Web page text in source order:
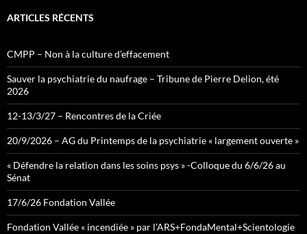
ARTICLES RÉCENTS
CMPP – Non à la culture d’effacement
Sauver la psychiatrie du naufrage – Tribune de Pierre Delion, été
2026
12-13/3/27 – Rencontres de la Criée
20/9/2026 – AG du Printemps de la psychiatrie « largement ouverte »
« Défendre la relation dans les soins psys » -Colloque du 6/6/26 au
Sénat
17/6/26 Fondation Vallée
Fondation Vallée « incendiée » par l’ARS+FondaMental+Scientologie